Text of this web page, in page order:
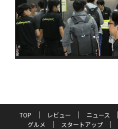
TOP レビュー ニュース
グルメ
スタートアップ